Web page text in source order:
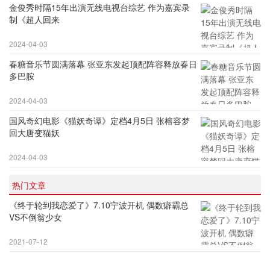
金俊秀时隔15年出演无线电视台综艺 作为嘉宾录
制《超人回来
2024-04-03
春糖音乐节圆满落幕 张亚东发起顶配阵容释放春日
多巴胺
2024-04-03
国风奇幻电影《猫妖奇谭》定档4月5日 张榕容梦
回大唐变猫妖
2024-04-03
热门文章
《终于轮到我恋爱了》7.10宁波开机 偶数癖霸总
VS不倒翁少女
2021-07-12